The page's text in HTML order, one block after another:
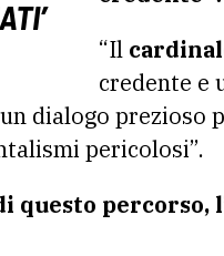
“Il
credente e
dialogo
pericolosi”.
questo